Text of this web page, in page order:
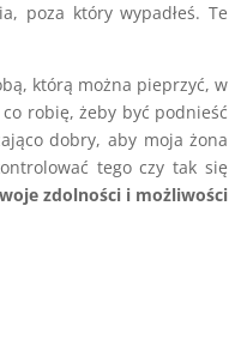
poza który wypadłeś. Te
którą można pieprzyć, w
robię, żeby być podnieść
dobry, aby moja żona
tego czy tak się
zdolności i możliwości